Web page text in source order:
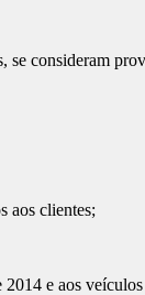
se consideram
aos clientes;
e aos